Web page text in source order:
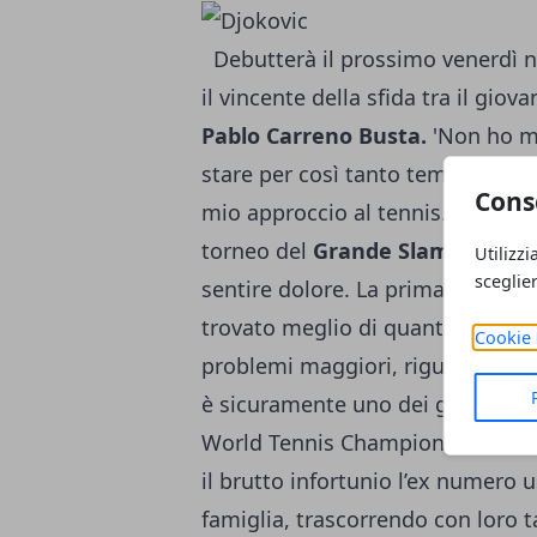
Cookie
Debutterà il prossimo venerdì
il vincente della sfida tra il
Pablo Carreno Busta. 'Non ho
stare per così tanto tempo
mio approccio al tennis. Non ho
torneo del Grande Slam
, non
sentire dolore. La prima volta
trovato meglio di quanto
problemi maggiori,
è sicuramente uno dei grandi
World Tennis Championship,
il brutto infortunio l’ex numero
famiglia, trascorrendo con loro